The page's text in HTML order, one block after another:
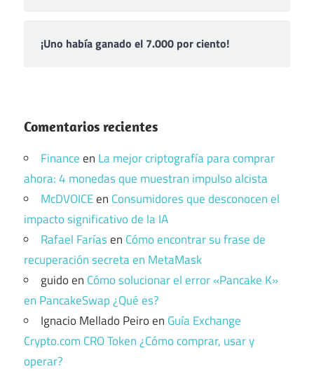
¡Uno había ganado el 7.000 por ciento!
Comentarios recientes
Financeen La mejor criptografía para comprar
ahora: 4 monedas que muestran impulso alcista
McDVOICEen Consumidores que desconocen el
impacto significativo de la IA
Rafael Faríasen Cómo encontrar su frase de
recuperación secreta en MetaMask
guidoen Cómo solucionar el error «Pancake K»
en PancakeSwap ¿Qué es?
Ignacio Mellado Peiroen Guía Exchange
Crypto.com CRO Token ¿Cómo comprar, usar y
operar?